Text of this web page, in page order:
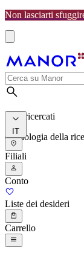
Non lasciarti
I più ricercati
Cronologia della
IT
Filiali
Conto
Liste dei desideri
Carrello